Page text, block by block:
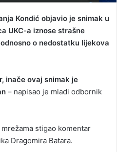
Kondić objavio je snimak u
UKC-a iznose strašne
o nedostatku lijekova
inače ovaj snimak je
– napisao je mladi odbornik
stigao komentar
Dragomira Batara.